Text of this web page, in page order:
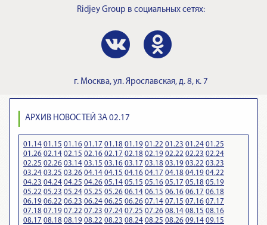
Ridjey Group в социальных сетях:
г. Москва, ул. Ярославская, д. 8, к. 7
АРХИВ НОВОСТЕЙ ЗА 02.17
01.14 01.15 01.16 01.17 01.18 01.19 01.22 01.23 01.24 01.25
01.26 02.14 02.15 02.16 02.17 02.18 02.19 02.22 02.23 02.24
02.25 02.26 03.14 03.15 03.16 03.17 03.18 03.19 03.22 03.23
03.24 03.25 03.26 04.14 04.15 04.16 04.17 04.18 04.19 04.22
04.23 04.24 04.25 04.26 05.14 05.15 05.16 05.17 05.18 05.19
05.22 05.23 05.24 05.25 05.26 06.14 06.15 06.16 06.17 06.18
06.19 06.22 06.23 06.24 06.25 06.26 07.14 07.15 07.16 07.17
07.18 07.19 07.22 07.23 07.24 07.25 07.26 08.14 08.15 08.16
08.17 08.18 08.19 08.22 08.23 08.24 08.25 08.26 09.14 09.15